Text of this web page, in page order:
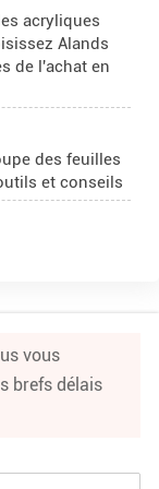
acryliques
Alands
de l'achat en
des feuilles
et conseils
Roumanie
vous
brefs délais